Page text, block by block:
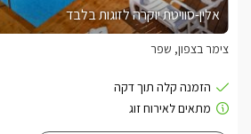
אלין-סוויטת יוקרה לזוגות בלבד
צימר בצפון, שפר